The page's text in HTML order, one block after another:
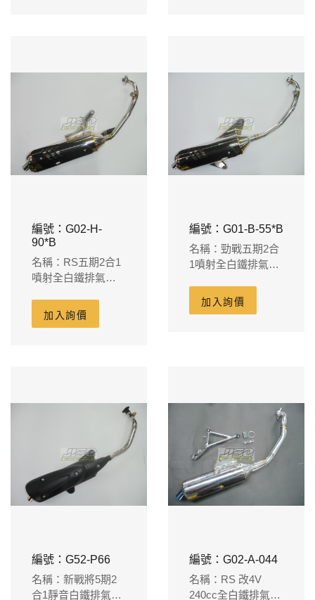
編號：G02-H-
90*B
名稱：RS五期2合1
噴射全白鐵排氣管
廠-55m/m
加入詢價
編號：G01-B-55*B
名稱：勁戰五期2合
1噴射全白鐵排氣管
廠-58.5m/m
加入詢價
編號：G52-P66
名稱：新戰將5期2
合1靜音白鐵排氣管-
編號：G02-A-044
名稱：RS 改4V
240cc全白鐵排氣管